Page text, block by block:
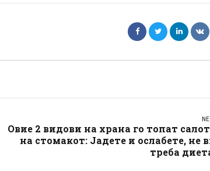
Овие 2 видови на храна го топат
на стомакот: Јадете и ослабете, не
треба